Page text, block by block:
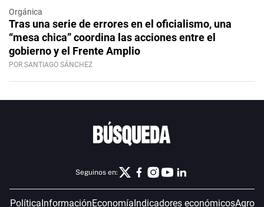
Orgánica
Tras una serie de errores en el oficialismo, una
“mesa chica” coordina las acciones entre el
gobierno y el Frente Amplio
POR SANTIAGO SÁNCHEZ
Seguinos en:
PolíticaInformaciónEconomíaIndicadores económicosAgro